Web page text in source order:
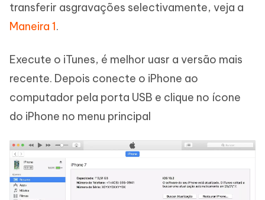
transferir asgravações selectivamente, veja a
Maneira 1.
Execute o iTunes, é melhor uasr a versão mais
recente. Depois conecte o iPhone ao
computador pela porta USB e clique no ícone
do iPhone no menu principal